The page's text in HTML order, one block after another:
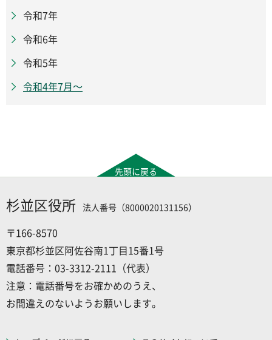
令和7年
令和6年
令和5年
令和4年7月～
先頭に戻る
杉並区役所 法人番号（8000020131156）
〒166-8570
東京都杉並区阿佐谷南1丁目15番1号
電話番号：03-3312-2111（代表）
注意：電話番号をお確かめのうえ、
お間違えのないようお願いします。